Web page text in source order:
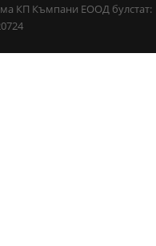
КП Къмпани ЕООД булстат: